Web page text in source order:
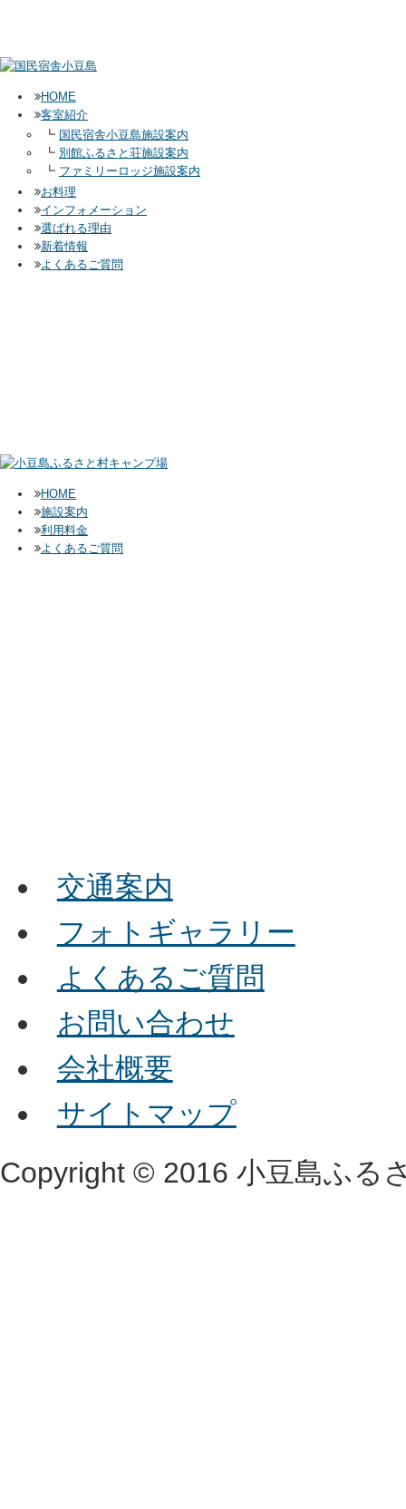
HOME
客室紹介
┗ 国民宿舎小豆島施設案内
┗ 別館ふるさと荘施設案内
┗ ファミリーロッジ施設案内
お料理
インフォメーション
選ばれる理由
新着情報
よくあるご質問
HOME
施設案内
利用料金
よくあるご質問
交通案内
フォトギャラリー
よくあるご質問
お問い合わせ
会社概要
サイトマップ
Copyright © 2016 小豆島ふる